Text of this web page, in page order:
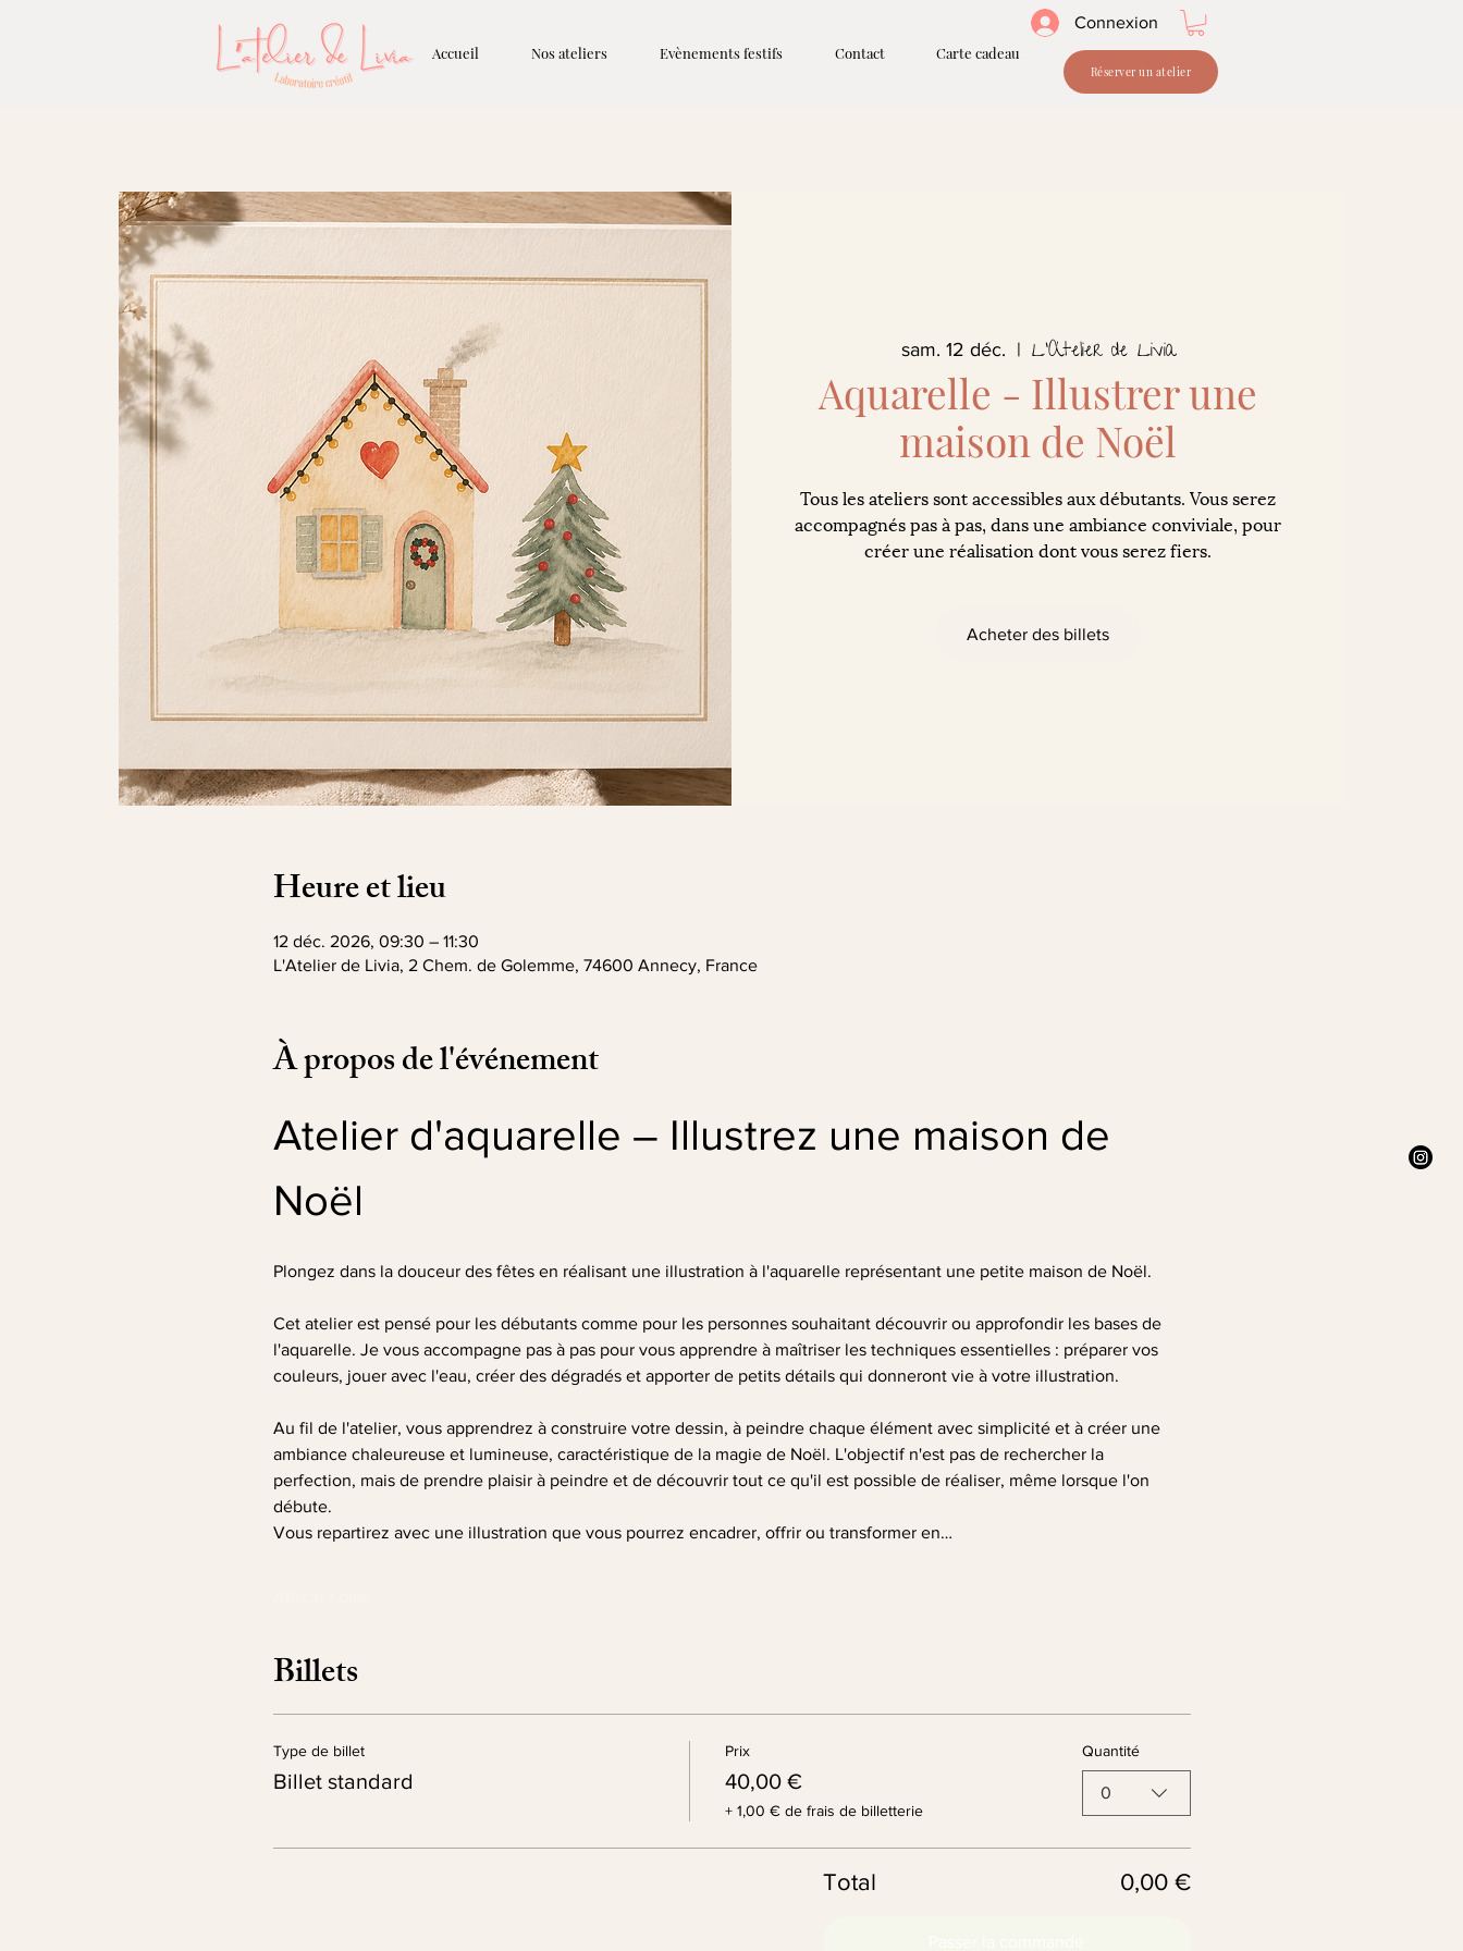
Connexion
Accueil
Nos ateliers Evènements festifs Contact Carte cadeau
Réserver un atelier
sam. 12 déc.
  |
L'Atelier de Livia
Aquarelle - Illustrer une
maison de Noël
Tous les ateliers sont accessibles aux débutants. Vous serez
accompagnés pas à pas, dans une ambiance conviviale, pour
créer une réalisation dont vous serez fiers.
Acheter des billets
Heure et lieu
12 déc. 2026, 09:30 – 11:30
L'Atelier de Livia, 2 Chem. de Golemme, 74600 Annecy, France
À propos de l'événement
Atelier d'aquarelle – Illustrez une maison de
Noël
Plongez dans la douceur des fêtes en réalisant une illustration à l'aquarelle représentant une petite maison de Noël.
Cet atelier est pensé pour les débutants comme pour les personnes souhaitant découvrir ou approfondir les bases de
l'aquarelle. Je vous accompagne pas à pas pour vous apprendre à maîtriser les techniques essentielles : préparer vos
couleurs, jouer avec l'eau, créer des dégradés et apporter de petits détails qui donneront vie à votre illustration.
Au fil de l'atelier, vous apprendrez à construire votre dessin, à peindre chaque élément avec simplicité et à créer une
ambiance chaleureuse et lumineuse, caractéristique de la magie de Noël. L'objectif n'est pas de rechercher la
perfection, mais de prendre plaisir à peindre et de découvrir tout ce qu'il est possible de réaliser, même lorsque l'on
débute.
Vous repartirez avec une illustration que vous pourrez encadrer, offrir ou transformer en…
Billets
Type de billet
Billet standard
Prix
40,00 €
+ 1,00 € de frais de billetterie
Quantité
0
Total 0,00 €